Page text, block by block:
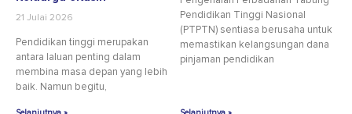
21 Julai 2026
Pendidikan tinggi merupakan
antara laluan penting dalam
membina masa depan yang lebih
baik. Namun begitu,
Pendidikan Tinggi Nasional
(PTPTN) sentiasa berusaha untuk
memastikan kelangsungan dana
pinjaman pendidikan